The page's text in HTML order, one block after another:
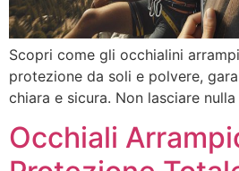
Scopri come gli occhialini
protezione da soli e polvere,
chiara e sicura. Non lasciare nulla
Occhiali